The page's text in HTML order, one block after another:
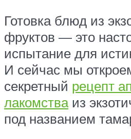
Готовка блюд из
фруктов — это
испытание для
И сейчас мы
секретный рецепт
лакомстваиз
под названием